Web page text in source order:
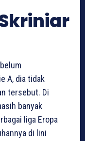
A, dia tidak
tersebut. Di
banyak
liga Eropa
di lini